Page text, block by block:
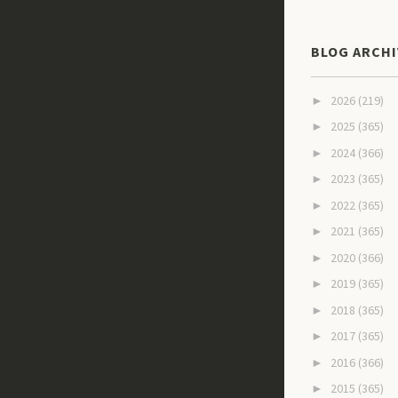
BLOG
► 2026 (219)
► 2025 (365)
► 2024 (366)
► 2023 (365)
► 2022 (365)
► 2021 (365)
► 2020 (366)
► 2019 (365)
► 2018 (365)
► 2017 (365)
► 2016 (366)
► 2015 (365)